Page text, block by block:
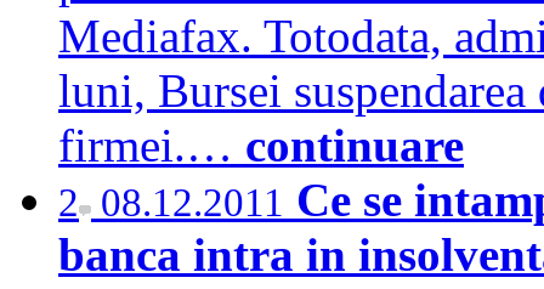
Mediafax. Totodata,
luni, Bursei
firmei.… continuare
2 08.12.2011 Ce se
banca intra in